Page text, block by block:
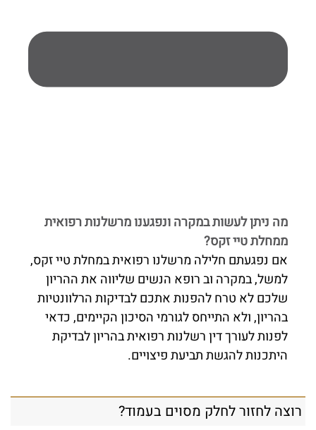
מה ניתן לעשות במקרה ונפגענו מרשלנות רפואית
ממחלת טיי זקס?
אם נפגעתם חלילה מרשלנו רפואית במחלת טיי זקס,
למשל, במקרה וב רופא הנשים שליווה את ההריון
שלכם לא טרח להפנות אתכם לבדיקות הרלוונטיות
בהריון, ולא התייחס לגורמי הסיכון הקיימים, כדאי
לפנות לעורך דין רשלנות רפואית בהריון לבדיקת
היתכנות להגשת תביעת פיצויים.
רוצה לחזור לחלק מסוים בעמוד?